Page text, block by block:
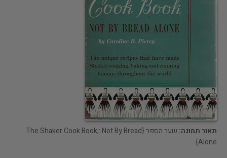
תאור תמונה:
שער הספר {The Shaker Cook Book;: Not By Bread
Alone}